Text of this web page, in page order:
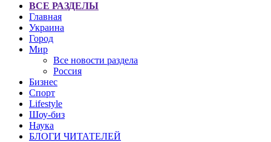
ВСЕ РАЗДЕЛЫ
Главная
Украина
Город
Мир
Все новости раздела
Россия
Бизнес
Спорт
Lifestyle
Шоу-биз
Наука
БЛОГИ ЧИТАТЕЛЕЙ